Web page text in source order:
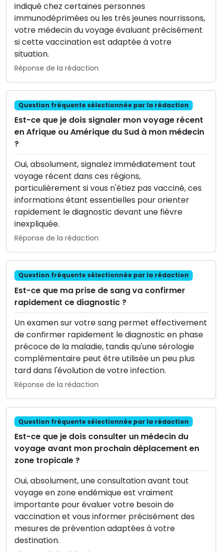
indiqué chez certaines personnes
immunodéprimées ou les très jeunes nourrissons,
votre médecin du voyage évaluant précisément
si cette vaccination est adaptée à votre
situation.
Réponse de la rédaction
Question fréquente sélectionnée par la rédaction
Est-ce que je dois signaler mon voyage récent
en Afrique ou Amérique du Sud à mon médecin
?
Oui, absolument, signalez immédiatement tout
voyage récent dans ces régions,
particulièrement si vous n'étiez pas vacciné, ces
informations étant essentielles pour orienter
rapidement le diagnostic devant une fièvre
inexpliquée.
Réponse de la rédaction
Question fréquente sélectionnée par la rédaction
Est-ce que ma prise de sang va confirmer
rapidement ce diagnostic ?
Un examen sur votre sang permet effectivement
de confirmer rapidement le diagnostic en phase
précoce de la maladie, tandis qu'une sérologie
complémentaire peut être utilisée un peu plus
tard dans l'évolution de votre infection.
Réponse de la rédaction
Question fréquente sélectionnée par la rédaction
Est-ce que je dois consulter un médecin du
voyage avant mon prochain déplacement en
zone tropicale ?
Oui, absolument, une consultation avant tout
voyage en zone endémique est vraiment
importante pour évaluer votre besoin de
vaccination et vous informer précisément des
mesures de prévention adaptées à votre
destination.